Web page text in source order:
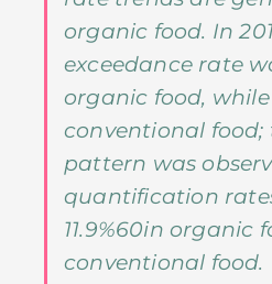
organic food. In
exceedance rate
organic food, while
conventional food;
pattern was
quantification
11.9%60in organic
conventional food.